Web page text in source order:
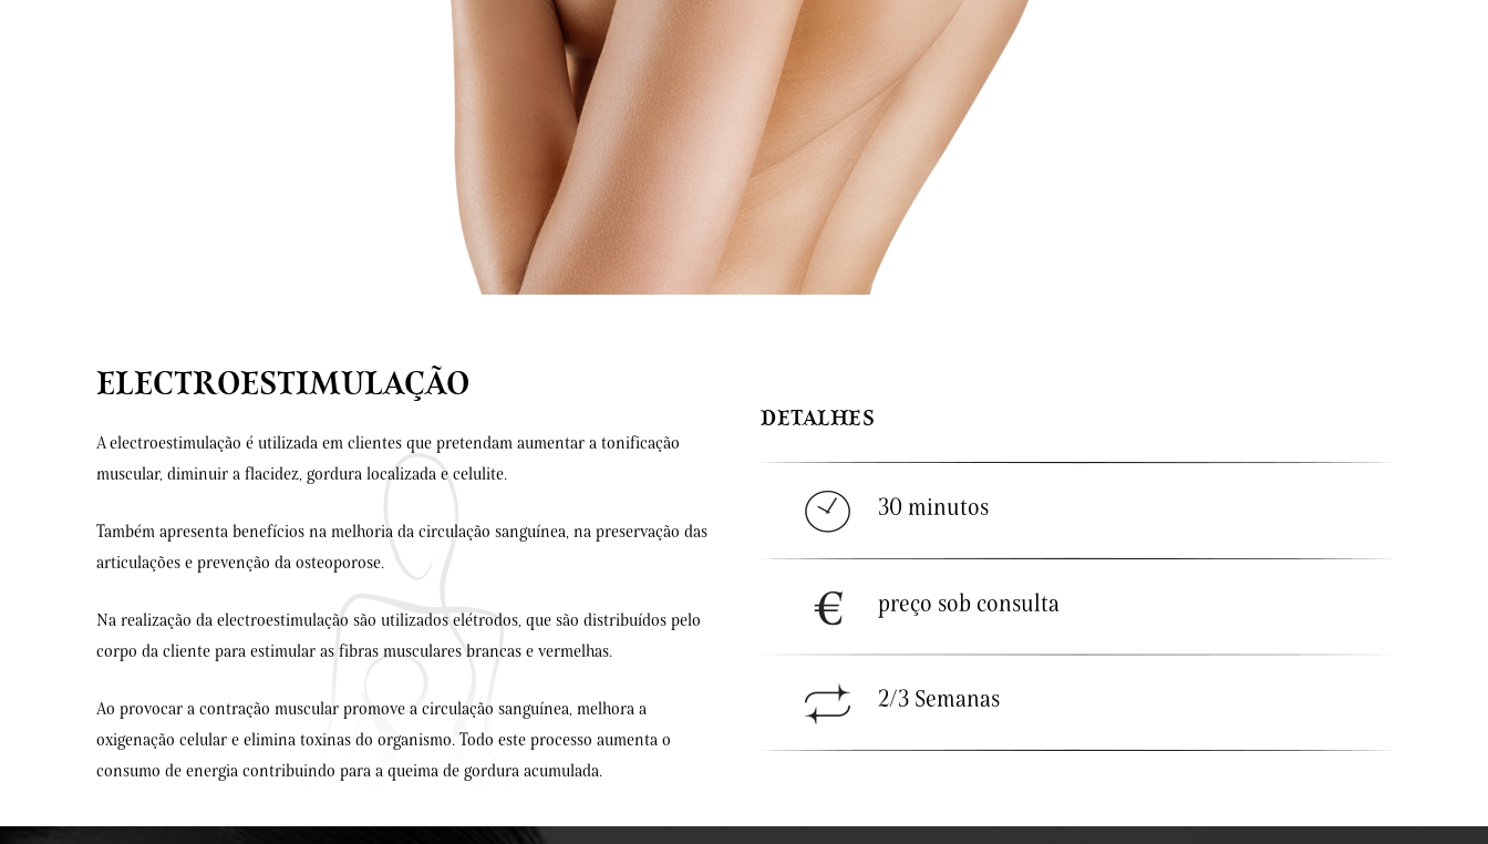
ELECTROESTIMULAÇÃO
A electroestimulação é utilizada em clientes que pretendam aumentar a tonificação
muscular, diminuir a flacidez, gordura localizada e celulite.
Também apresenta benefícios na melhoria da circulação sanguínea, na preservação das
articulações e prevenção da osteoporose.
Na realização da electroestimulação são utilizados elétrodos, que são distribuídos pelo
corpo da cliente para estimular as fibras musculares brancas e vermelhas.
Ao provocar a contração muscular promove a circulação sanguínea, melhora a
oxigenação celular e elimina toxinas do organismo. Todo este processo aumenta o
consumo de energia contribuindo para a queima de gordura acumulada.
DETALHES
30 minutos
preço sob consulta
2/3 Semanas